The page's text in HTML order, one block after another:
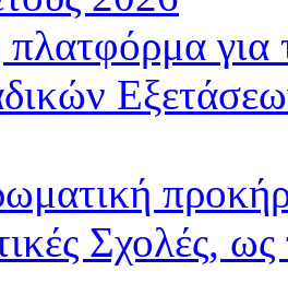
πλατφόρμα
Σχολές,